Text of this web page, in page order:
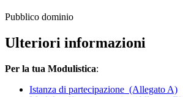
Pubblico dominio
Ulteriori informazioni
Per la tua Modulistica:
Istanza di partecipazione (Allegato A)